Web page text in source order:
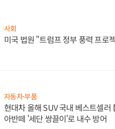
사회
미국 법원 "트럼프 정부 풍력 프로
자동차·부품
현대차 올해 SUV 국내 베스트셀러
아반떼 '세단 쌍끌이'로 내수 방어